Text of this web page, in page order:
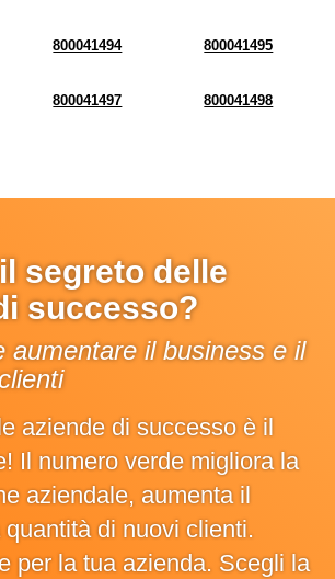
800041494 800041495
800041497 800041498
segreto delle
successo?
aumentare il business e il
aziende di successo è il
Il numero verde migliora la
aziendale, aumenta il
di nuovi clienti.
per la tua azienda. Scegli la